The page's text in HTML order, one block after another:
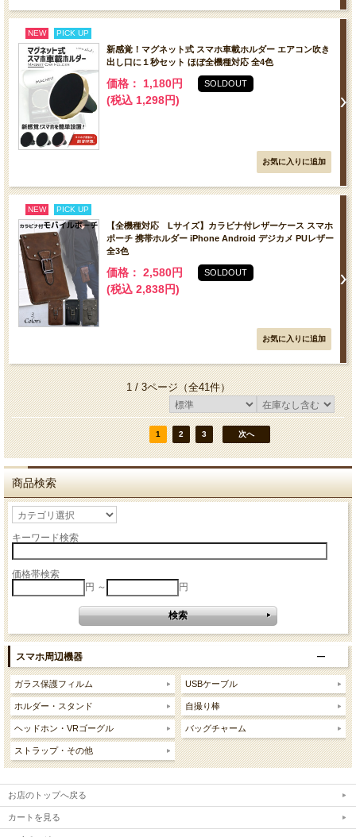
NEW PICK UP
新感覚！マグネット式 スマホ車載ホルダー エアコン吹き
出し口に１秒セット ほぼ全機種対応 全4色
価格： 1,180円
(税込 1,298円)
SOLDOUT
NEW PICK UP
【全機種対応 Lサイズ】カラビナ付レザーケース スマホ
ポーチ 携帯ホルダー iPhone Android デジカメ PUレザー
全3色
価格： 2,580円
(税込 2,838円)
SOLDOUT
1 / 3ページ（全41件）
1 2 3 次へ
商品検索
キーワード検索
価格帯検索
円 ～
円
スマホ周辺機器
ガラス保護フィルム
ホルダー・スタンド
ヘッドホン・VRゴーグル
ストラップ・その他
USBケーブル
自撮り棒
バッグチャーム
お店のトップへ戻る
カートを見る